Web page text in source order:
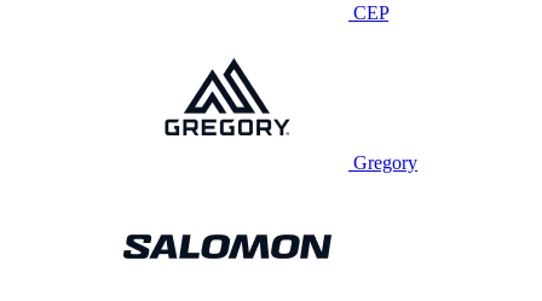
CEP
Gregory